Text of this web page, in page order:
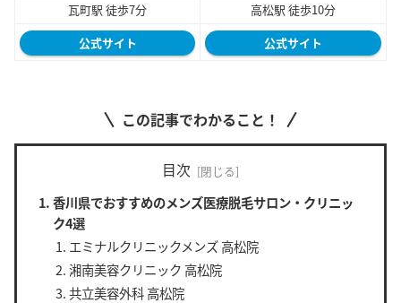
瓦町駅 徒歩7分
高松駅 徒歩10分
公式サイト
公式サイト
この記事でわかること！
目次
香川県でおすすめのメンズ医療脱毛サロン・クリニッ
ク4選
エミナルクリニックメンズ 高松院
湘南美容クリニック 高松院
共立美容外科 高松院